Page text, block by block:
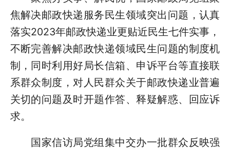
焦解决邮政快递服务民生领域突出问题，认真
落实2023年邮政快递业更贴近民生七件实事，
不断完善解决邮政快递领域民生问题的制度机
制，同时利用好局长信箱、申诉平台等直接联
系群众制度，对人民群众关于邮政快递业普遍
关切的问题及时开题作答、释疑解惑、回应诉
求。
国家信访局党组集中交办一批群众反映强